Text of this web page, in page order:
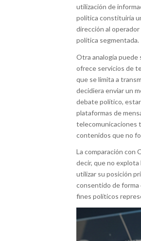
utilización de
política constituiría
dirección al
política segmentada.
Otra analogía puede
ofrece servicios de
que se limita a
decidiera enviar un
debate político,
plataformas de
telecomunicaciones
contenidos que no
La comparación con
decir, que no
utilizar su posición
consentido de forma
fines políticos